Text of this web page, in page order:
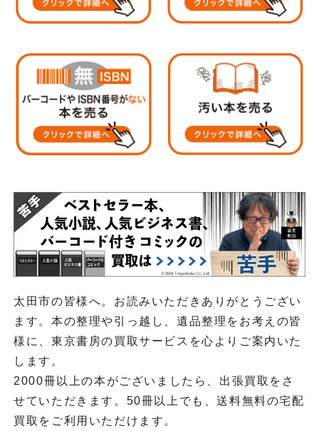
太田市の皆様へ。お読みいただきありがとうござい
ます。本の整理や引っ越し、遺品整理をお考えの皆
様に、東京書房の買取サービスを心よりご案内いた
します。
2000冊以上の本がございましたら、出張買取をさ
せていただきます。50冊以上でも、送料無料の宅配
買取をご利用いただけます。